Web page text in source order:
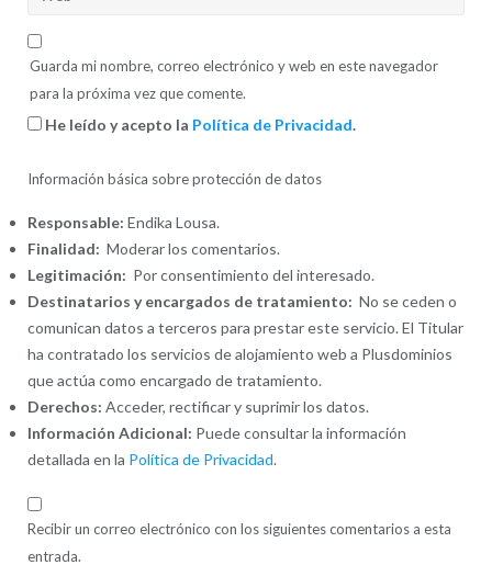
Guarda mi nombre, correo electrónico y web en este navegador
para la próxima vez que comente.
He leído y acepto la Política de Privacidad.
Información básica sobre protección de datos
Responsable: Endika Lousa.
Finalidad: Moderar los comentarios.
Legitimación: Por consentimiento del interesado.
Destinatarios y encargados de tratamiento: No se ceden o
comunican datos a terceros para prestar este servicio. El Titular
ha contratado los servicios de alojamiento web a Plusdominios
que actúa como encargado de tratamiento.
Derechos: Acceder, rectificar y suprimir los datos.
Información Adicional: Puede consultar la información
detallada en la Política de Privacidad.
Recibir un correo electrónico con los siguientes comentarios a esta
entrada.